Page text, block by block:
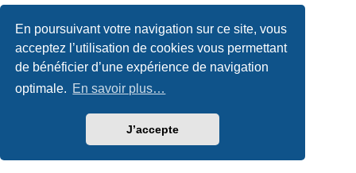
En poursuivant votre navigation sur ce site, vous
acceptez l’utilisation de cookies vous permettant
de bénéficier d’une expérience de navigation
optimale. En savoir plus…
J’accepte